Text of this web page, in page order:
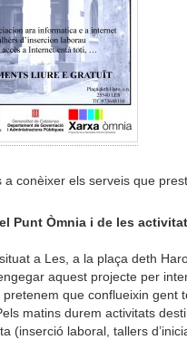
conèixer els serveis que
Punt Òmnia i de les
a Les, a la plaça deth
aquest projecte per
que conflueixin gent
matins durem activitats
(inserció laboral, tallers